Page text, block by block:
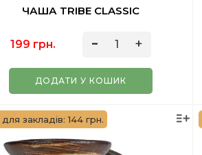
ЧАША TRIBE CLASSIC
199 грн.
ДОДАТИ У КОШИК
закладів: 144 грн.